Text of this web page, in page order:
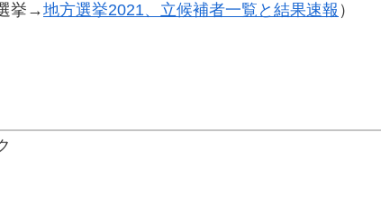
挙→地方選挙2021、立候補者一覧と結果速報 ）